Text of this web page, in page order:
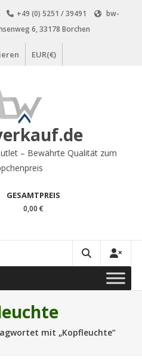
+49 (0) 5251 / 39491
bw-
6, 33178 Borchen
EUR(€)
– Bewährte Qualität zum
GESAMTPREIS
0,00 €
mit „Kopfleuchte“